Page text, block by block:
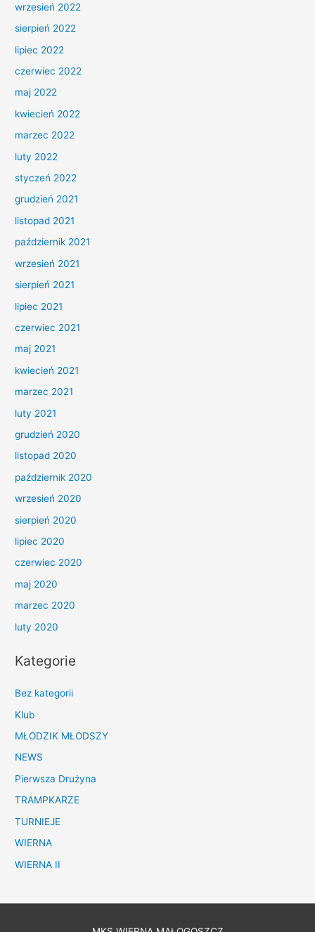
wrzesień 2022
sierpień 2022
lipiec 2022
czerwiec 2022
maj 2022
kwiecień 2022
marzec 2022
luty 2022
styczeń 2022
grudzień 2021
listopad 2021
październik 2021
wrzesień 2021
sierpień 2021
lipiec 2021
czerwiec 2021
maj 2021
kwiecień 2021
marzec 2021
luty 2021
grudzień 2020
listopad 2020
październik 2020
wrzesień 2020
sierpień 2020
lipiec 2020
czerwiec 2020
maj 2020
marzec 2020
luty 2020
Kategorie
Bez kategorii
Klub
MŁODZIK MŁODSZY
NEWS
Pierwsza Drużyna
TRAMPKARZE
TURNIEJE
WIERNA
WIERNA II